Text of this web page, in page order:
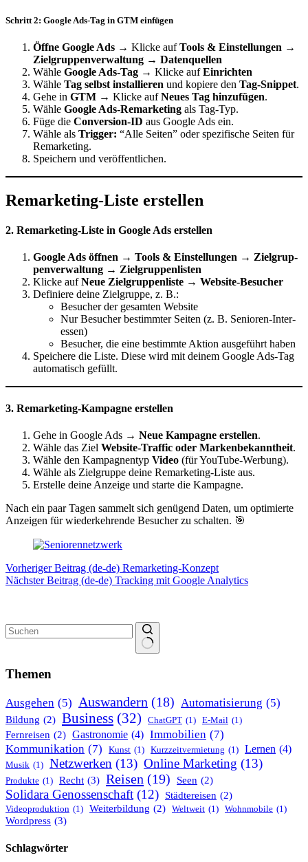
Schritt 2: Google Ads-Tag in GTM einfügen
Öffne Google Ads → Klicke aufTools & Einstel­lungen →
Zielgrup­pen­ver­waltung → Daten­quellen
Wähle Google Ads-Tag → Klicke aufEinrichten
Wähle Tag selbst instal­lieren und kopiere den Tag-Snippet.
Gehe in GTM → Klicke aufNeues Tag hinzu­fügen.
Wähle Google Ads-Remar­keting als Tag-Typ.
Füge die Conversion-ID aus Google Ads ein.
Wähle als Trigger: “Alle Seiten” oder spezi­fische Seiten für
Remar­keting.
Speichern und veröf­fent­lichen.
Remar­keting-Liste erstellen
2. Remar­keting-Liste in Google Ads erstellen
Google Ads öffnen → Tools & Einstel­lungen → Zielgrup­
pen­ver­waltung → Zielgrup­pen­listen
Klicke aufNeue Zielgrup­pen­liste → Website-Besucher
Definiere deine Zielgruppe, z. B.:
Besucher der gesamten Website
Nur Besucher bestimmter Seiten (z. B. Senioren-Inter­
essen)
Besucher, die eine bestimmte Aktion ausge­führt haben
Speichere die Liste. Diese wird mit deinem Google Ads-Tag
automa­tisch gefüllt.
3. Remar­keting-Kampagne erstellen
Gehe in Google Ads → Neue Kampagne erstellen.
Wähle das Ziel Website-Traffic oder Marken­be­kanntheit.
Wähle den Kampagn­entyp Video (für YouTube-Werbung).
Wähle als Zielgruppe deine Remar­keting-Liste aus.
Erstelle deine Anzeige und starte die Kampagne.
Nach ein paar Tagen sammelt sich genügend Daten, um optimierte
Anzeigen für wieder­keh­rende Besucher zu schalten. 🎯
VorherigerBeitrag (de-de) Remarketing-Konzept
NächsterBeitrag (de-de) Tracking mit Google Analytics
Ergebnisse
Themen
Ausgehen (5) Auswandern (18) Automatisierung (5)
Bildung (2) Business (32) ChatGPT (1) E-Mail (1)
Fernreisen (2) Gastronomie (4) Immobilien (7)
Kommunikation (7) Kunst (1) Kurzzeitvermietung (1) Lernen (4)
Musik (1) Netzwerken (13) Online Marketing (13)
Produkte (1) Recht (3) Reisen (19) Seen (2)
Solidara Genossenschaft (12) Städtereisen (2)
Videoproduktion (1) Weiterbildung (2) Weltweit (1) Wohnmobile (1)
Wordpress (3)
Schlagwörter